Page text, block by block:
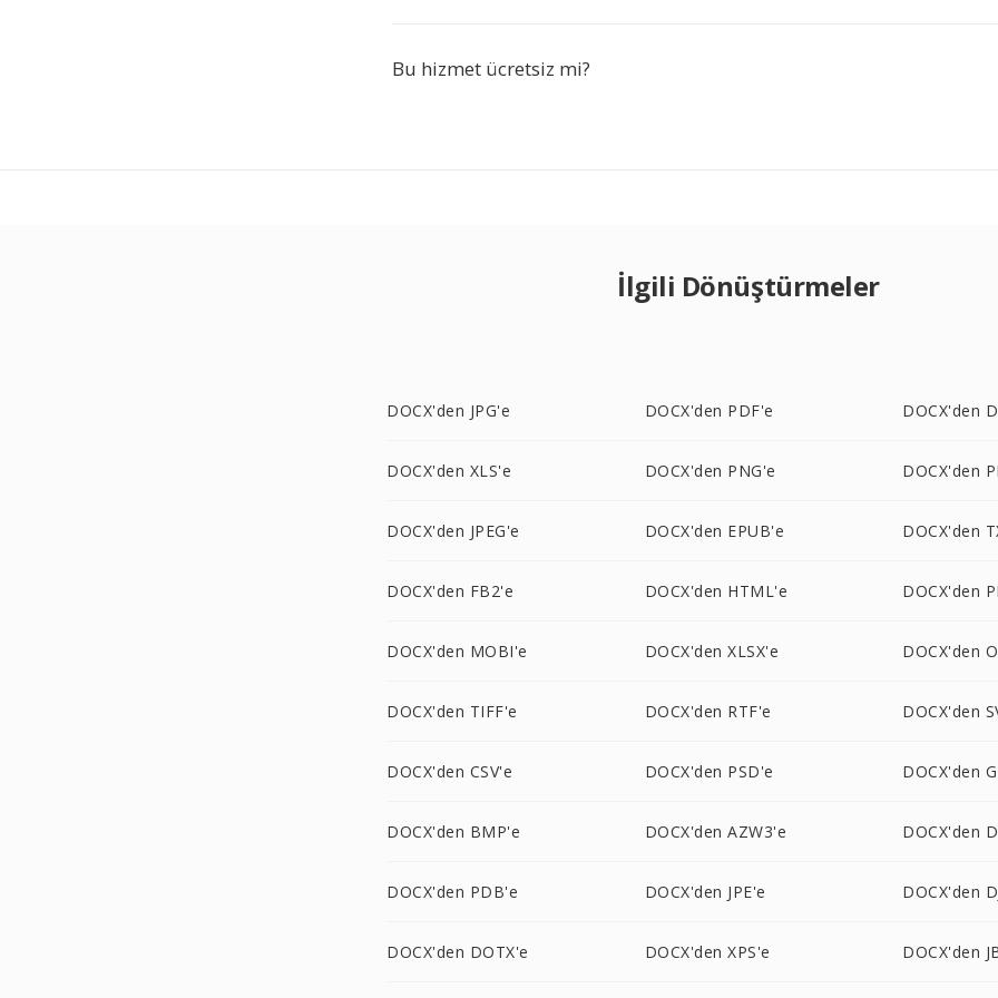
Bu hizmet ücretsiz mi?
İlgili Dönüştürmeler
DOCX'den JPG'e DOCX'den PDF'e DOCX'den
DOCX'den XLS'e DOCX'den PNG'e DOCX'den
DOCX'den JPEG'e DOCX'den EPUB'e DOCX'den
DOCX'den FB2'e DOCX'den HTML'e DOCX'den
DOCX'den MOBI'e DOCX'den XLSX'e DOCX'den
DOCX'den TIFF'e DOCX'den RTF'e DOCX'den
DOCX'den CSV'e DOCX'den PSD'e DOCX'den
DOCX'den BMP'e DOCX'den AZW3'e DOCX'den
DOCX'den PDB'e DOCX'den JPE'e DOCX'den
DOCX'den DOTX'e DOCX'den XPS'e DOCX'den